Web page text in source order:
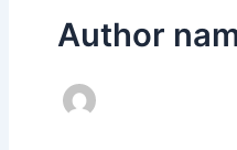
Author